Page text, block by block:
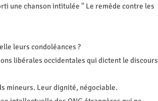
une chanson intitulée " Le remède contre les
leurs condoléances ?
libérales occidentales qui dictent le discours
mineurs. Leur dignité, négociable.